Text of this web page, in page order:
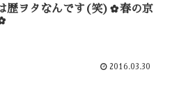
歴ヲタなんです(笑)✿春の京
2016.03.30